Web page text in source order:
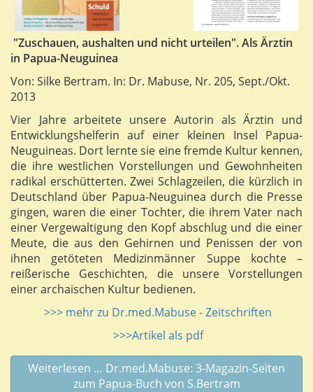
"Zuschauen, aushalten und nicht urteilen". Als Ärztin
in Papua-Neuguinea
Von: Silke Bertram. In: Dr. Mabuse, Nr. 205, Sept./Okt.
2013
Vier Jahre arbeitete unsere Autorin als Ärztin und
Entwicklungshelferin auf einer kleinen Insel Papua-
Neuguineas. Dort lernte sie eine fremde Kultur kennen,
die ihre westlichen Vorstellungen und Gewohnheiten
radikal erschütterten. Zwei Schlagzeilen, die kürzlich in
Deutschland über Papua-Neuguinea durch die Presse
gingen, waren die einer Tochter, die ihrem Vater nach
einer Vergewaltigung den Kopf abschlug und die einer
Meute, die aus den Gehirnen und Penissen der von
ihnen getöteten Medizinmänner Suppe kochte –
reißerische Geschichten, die unsere Vorstellungen
einer archaischen Kultur bedienen.
>>> mehr zu Dr.med.Mabuse - Zeitschriften
>>>Artikel als pdf
Weiterlesen … Dr.med.Mabuse: 3-Magazin-Seiten
zum Papua-Buch von S.Bertram